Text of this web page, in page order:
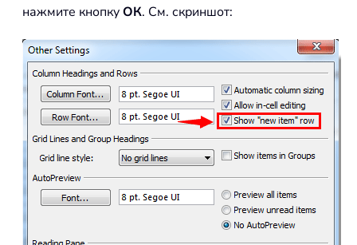
нажмите кнопкуОК. См. скриншот: